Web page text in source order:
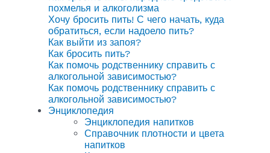
похмелья и алкоголизма
Хочу бросить пить! С чего начать, куда
обратиться, если надоело пить?
Как выйти из запоя?
Как бросить пить?
Как помочь родственнику справить с
алкогольной зависимостью?
Как помочь родственнику справить с
алкогольной зависимостью?
Энциклопедия
Энциклопедия напитков
Справочник плотности и цвета
напитков